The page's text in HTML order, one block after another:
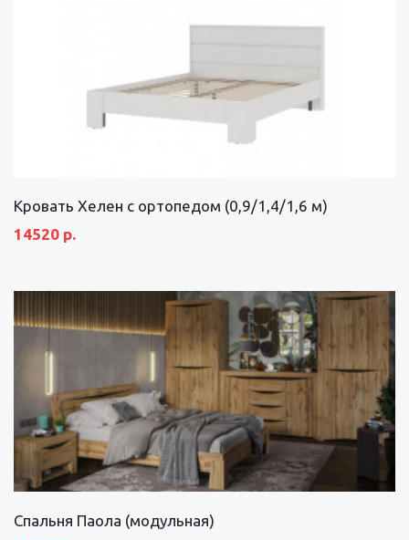
Кровать Хелен с ортопедом (0,9/1,4/1,6 м)
14520 р.
Спальня Паола (модульная)